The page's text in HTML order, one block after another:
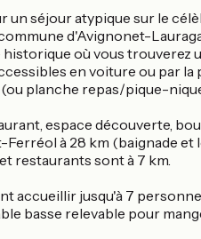
un séjour atypique sur le
d'Avignonet-
historique où vous
en voiture ou par
planche repas/pique-
espace découverte,
Ferréol à 28 km (baignade
restaurants sont à 7 km.
accueillir jusqu'à 7
basse relevable pour